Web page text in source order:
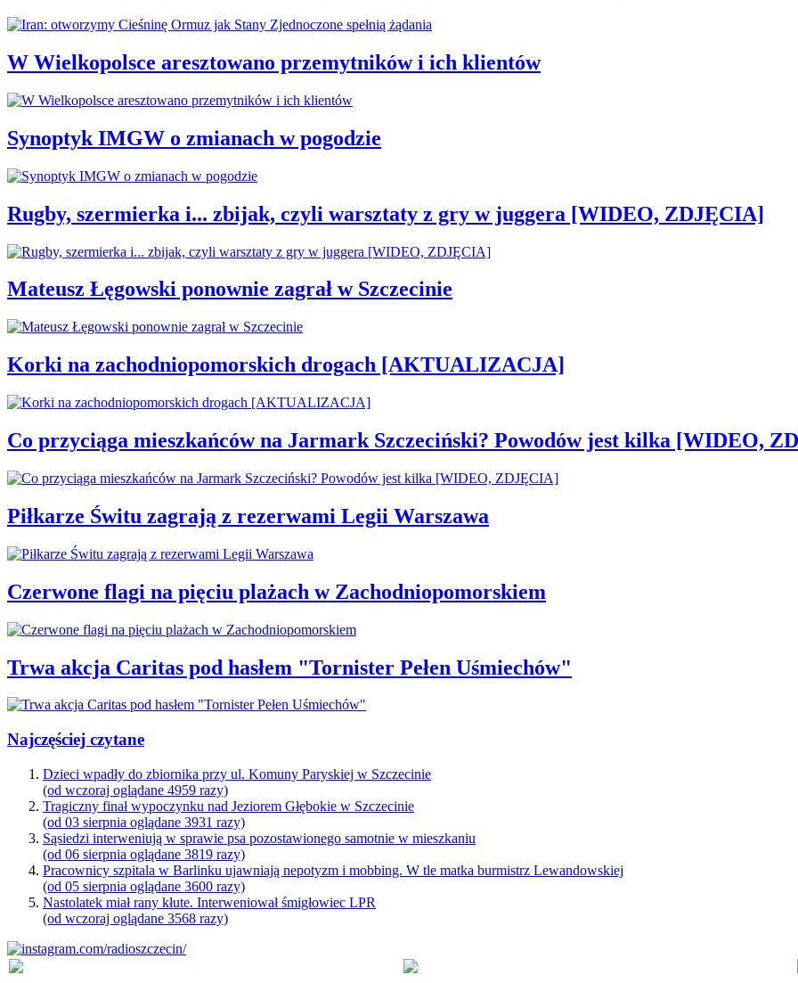
W Wielkopolsce aresztowano przemytników i ich klientów
Synoptyk IMGW o zmianach w pogodzie
Rugby, szermierka i... zbijak, czyli warsztaty z gry w juggera [WIDEO, ZDJĘCIA]
Mateusz Łęgowski ponownie zagrał w Szczecinie
Korki na zachodniopomorskich drogach [AKTUALIZACJA]
Co przyciąga mieszkańców na Jarmark Szczeciński? Powodów jest kilka [WIDEO,
Piłkarze Świtu zagrają z rezerwami Legii Warszawa
Czerwone flagi na pięciu plażach w Zachodniopomorskiem
Trwa akcja Caritas pod hasłem "Tornister Pełen Uśmiechów"
Najczęściej czytane
Dzieci wpadły do zbiornika przy ul. Komuny Paryskiej w Szczecinie
(od wczoraj oglądane 4959 razy)
Tragiczny finał wypoczynku nad Jeziorem Głębokie w Szczecinie
(od 03 sierpnia oglądane 3931 razy)
Sąsiedzi interweniują w sprawie psa pozostawionego samotnie w mieszkaniu
(od 06 sierpnia oglądane 3819 razy)
Pracownicy szpitala w Barlinku ujawniają nepotyzm i mobbing. W tle matka burmistrz Lewandowskiej
(od 05 sierpnia oglądane 3600 razy)
Nastolatek miał rany kłute. Interweniował śmigłowiec LPR
(od wczoraj oglądane 3568 razy)